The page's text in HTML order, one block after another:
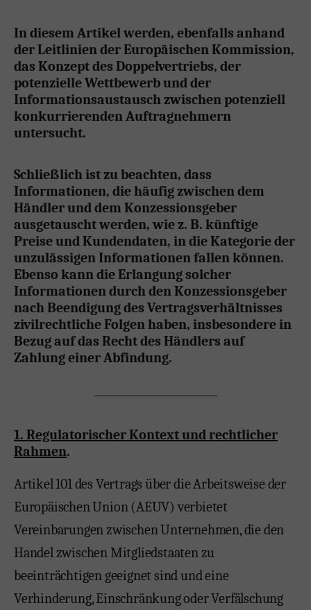
In diesem Artikel werden, ebenfalls anhand
der Leitlinien der Europäischen Kommission,
das Konzept des Doppelvertriebs, der
potenzielle Wettbewerb und der
Informationsaustausch zwischen potenziell
konkurrierenden Auftragnehmern
untersucht.
Schließlich ist zu beachten, dass
Informationen, die häufig zwischen dem
Händler und dem Konzessionsgeber
ausgetauscht werden, wie z. B. künftige
Preise und Kundendaten, in die Kategorie der
unzulässigen Informationen fallen können.
Ebenso kann die Erlangung solcher
Informationen durch den Konzessionsgeber
nach Beendigung des Vertragsverhältnisses
zivilrechtliche Folgen haben, insbesondere in
Bezug auf das Recht des Händlers auf
Zahlung einer Abfindung.
1. Regulatorischer Kontext und rechtlicher
Rahmen.
Artikel 101 des Vertrags über die Arbeitsweise der
Europäischen Union (AEUV) verbietet
Vereinbarungen zwischen Unternehmen, die den
Handel zwischen Mitgliedstaaten zu
beeinträchtigen geeignet sind und eine
Verhinderung, Einschränkung oder Verfälschung